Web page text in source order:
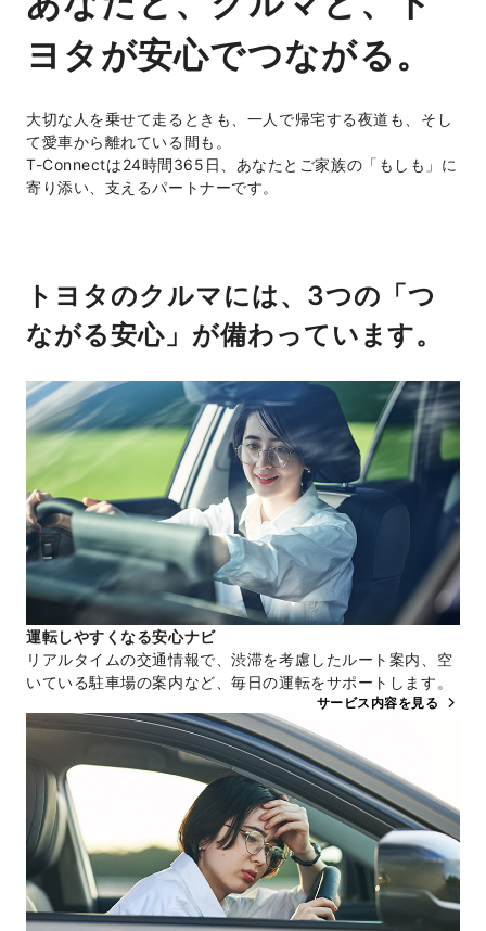
ヨタが安心でつながる。
大切な人を乗せて走るときも、一人で帰宅する夜道も、そし
て愛車から離れている間も。
T-Connectは24時間365日、あなたとご家族の「もしも」に
寄り添い、支えるパートナーです。
トヨタのクルマには、3つの「つ
ながる安心」が備わっています。
運転しやすくなる安心ナビ
リアルタイムの交通情報で、渋滞を考慮したルート案内、空
いている駐車場の案内など、毎日の運転をサポートします。
サービス内容を見る